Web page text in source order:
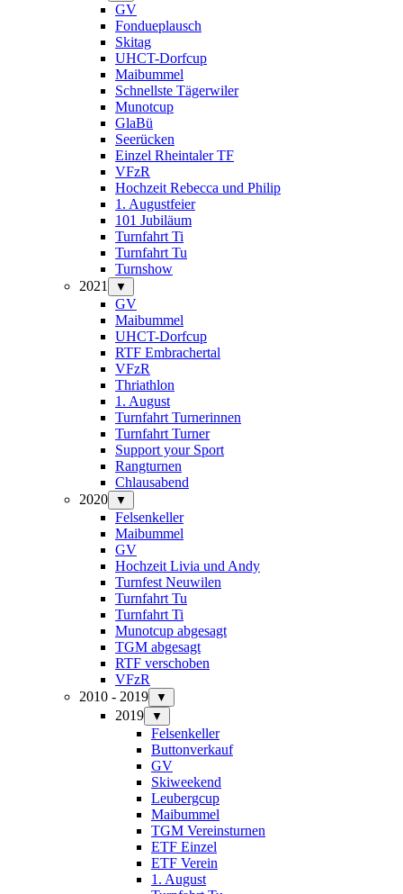
GV
Fondueplausch
Skitag
UHCT-Dorfcup
Maibummel
Schnellste Tägerwiler
Munotcup
GlaBü
Seerücken
Einzel Rheintaler TF
VFzR
Hochzeit Rebecca und Philip
1. Augustfeier
101 Jubiläum
Turnfahrt Ti
Turnfahrt Tu
Turnshow
2021
▼
GV
Maibummel
UHCT-Dorfcup
RTF Embrachertal
VFzR
Thriathlon
1. August
Turnfahrt Turnerinnen
Turnfahrt Turner
Support your Sport
Rangturnen
Chlausabend
2020
▼
Felsenkeller
Maibummel
GV
Hochzeit Livia und Andy
Turnfest Neuwilen
Turnfahrt Tu
Turnfahrt Ti
Munotcup abgesagt
TGM abgesagt
RTF verschoben
VFzR
2010 - 2019
▼
2019 ▼
Felsenkeller
Buttonverkauf
GV
Skiweekend
Leubergcup
Maibummel
TGM Vereinsturnen
ETF Einzel
ETF Verein
1. August